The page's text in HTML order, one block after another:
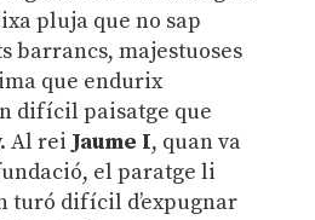
pluja que no sap
barrancs, majestuoses
que endurix
difícil paisatge que
Al rei Jaume I, quan va
el paratge li
turó difícil d’expugnar